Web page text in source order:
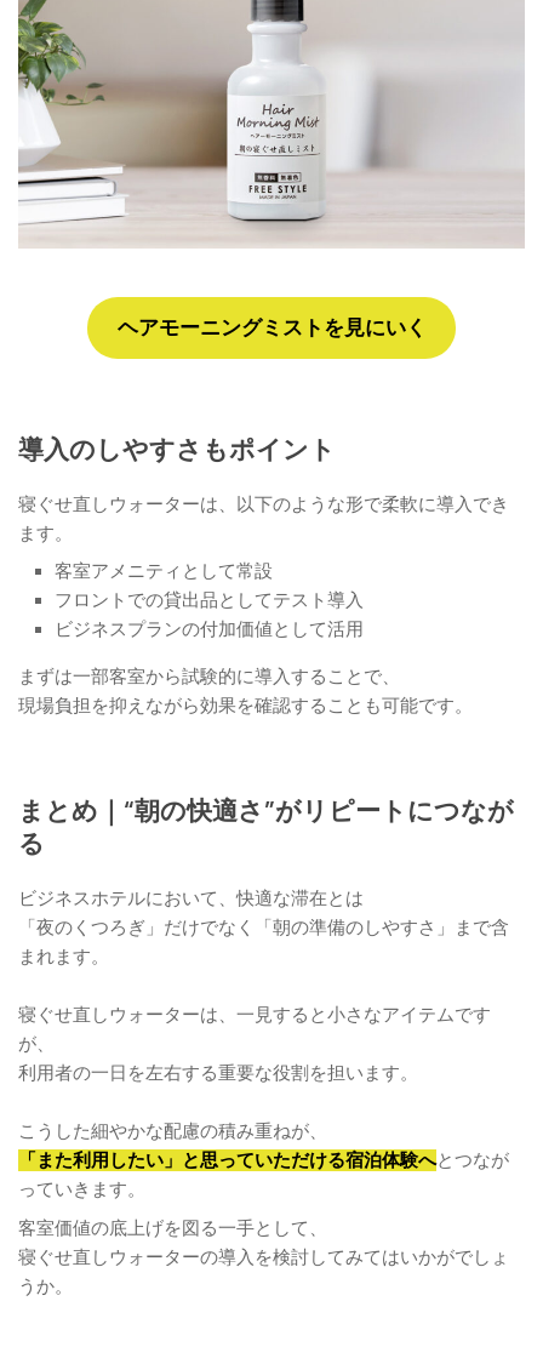
ヘアモーニングミストを見にいく
導入のしやすさもポイント
寝ぐせ直しウォーターは、以下のような形で柔軟に導入でき
ます。
客室アメニティとして常設
フロントでの貸出品としてテスト導入
ビジネスプランの付加価値として活用
まずは一部客室から試験的に導入することで、
現場負担を抑えながら効果を確認することも可能です。
まとめ｜“朝の快適さ”がリピートにつなが
る
ビジネスホテルにおいて、快適な滞在とは
「夜のくつろぎ」だけでなく「朝の準備のしやすさ」まで含
まれます。
寝ぐせ直しウォーターは、一見すると小さなアイテムです
が、
利用者の一日を左右する重要な役割を担います。
こうした細やかな配慮の積み重ねが、
「また利用したい」と思っていただける宿泊体験へとつなが
っていきます。
客室価値の底上げを図る一手として、
寝ぐせ直しウォーターの導入を検討してみてはいかがでしょ
うか。